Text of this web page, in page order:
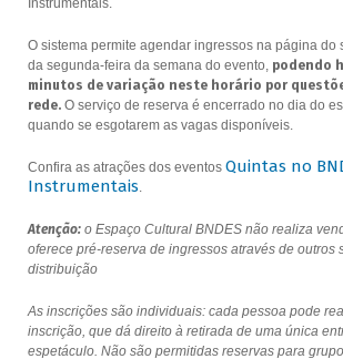
Instrumentais.
O sistema permite agendar ingressos na página do
da segunda-feira da semana do evento, podendo
minutos de variação neste horário por
rede.O serviço de reserva é encerrado no dia do
quando se esgotarem as vagas disponíveis.
Confira as atrações dos eventos Quintas no
Instrumentais.
Atenção:o Espaço Cultural BNDES não realiza
oferece pré-reserva de ingressos através de outros
distribuição
As inscrições são individuais: cada pessoa pode
inscrição, que dá direito à retirada de uma única
espetáculo. Não são permitidas reservas para